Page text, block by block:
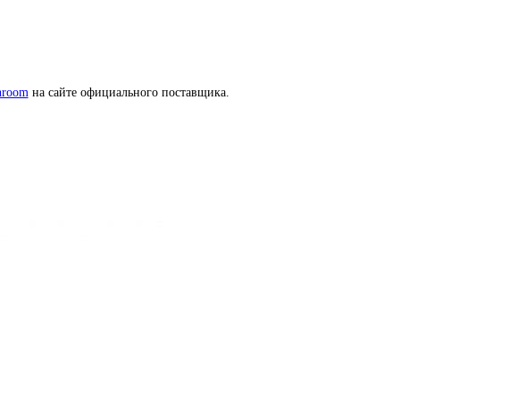
на сайте официального поставщика.